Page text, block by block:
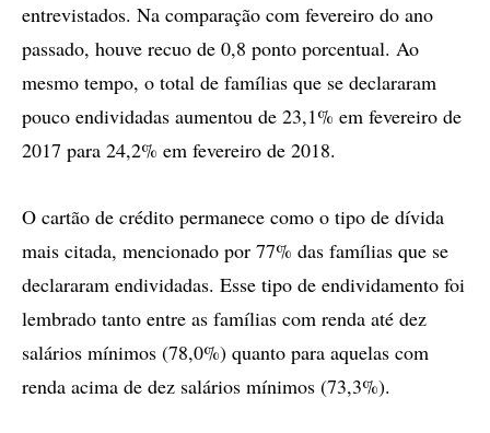
entrevistados. Na comparação com fevereiro do ano
passado, houve recuo de 0,8 ponto porcentual. Ao
mesmo tempo, o total de famílias que se declararam
pouco endividadas aumentou de 23,1% em fevereiro de
2017 para 24,2% em fevereiro de 2018.
O cartão de crédito permanece como o tipo de dívida
mais citada, mencionado por 77% das famílias que se
declararam endividadas. Esse tipo de endividamento foi
lembrado tanto entre as famílias com renda até dez
salários mínimos (78,0%) quanto para aquelas com
renda acima de dez salários mínimos (73,3%).